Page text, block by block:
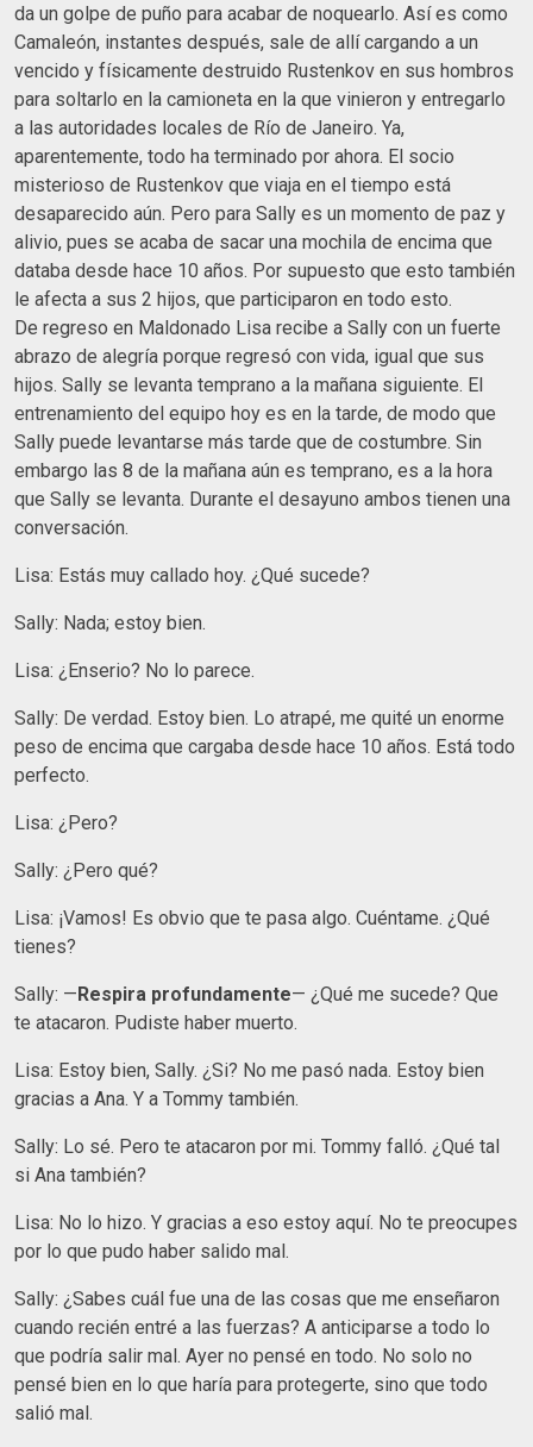
da un golpe de puño para acabar de noquearlo. Así es como
Camaleón, instantes después, sale de allí cargando a un
vencido y físicamente destruido Rustenkov en sus hombros
para soltarlo en la camioneta en la que vinieron y entregarlo
a las autoridades locales de Río de Janeiro. Ya,
aparentemente, todo ha terminado por ahora. El socio
misterioso de Rustenkov que viaja en el tiempo está
desaparecido aún. Pero para Sally es un momento de paz y
alivio, pues se acaba de sacar una mochila de encima que
databa desde hace 10 años. Por supuesto que esto también
le afecta a sus 2 hijos, que participaron en todo esto.
De regreso en Maldonado Lisa recibe a Sally con un fuerte
abrazo de alegría porque regresó con vida, igual que sus
hijos. Sally se levanta temprano a la mañana siguiente. El
entrenamiento del equipo hoy es en la tarde, de modo que
Sally puede levantarse más tarde que de costumbre. Sin
embargo las 8 de la mañana aún es temprano, es a la hora
que Sally se levanta. Durante el desayuno ambos tienen una
conversación.
Lisa: Estás muy callado hoy. ¿Qué sucede?
Sally: Nada; estoy bien.
Lisa: ¿Enserio? No lo parece.
Sally: De verdad. Estoy bien. Lo atrapé, me quité un enorme
peso de encima que cargaba desde hace 10 años. Está todo
perfecto.
Lisa: ¿Pero?
Sally: ¿Pero qué?
Lisa: ¡Vamos! Es obvio que te pasa algo. Cuéntame. ¿Qué
tienes?
Sally: —Respira profundamente— ¿Qué me sucede? Que
te atacaron. Pudiste haber muerto.
Lisa: Estoy bien, Sally. ¿Si? No me pasó nada. Estoy bien
gracias a Ana. Y a Tommy también.
Sally: Lo sé. Pero te atacaron por mi. Tommy falló. ¿Qué tal
si Ana también?
Lisa: No lo hizo. Y gracias a eso estoy aquí. No te preocupes
por lo que pudo haber salido mal.
Sally: ¿Sabes cuál fue una de las cosas que me enseñaron
cuando recién entré a las fuerzas? A anticiparse a todo lo
que podría salir mal. Ayer no pensé en todo. No solo no
pensé bien en lo que haría para protegerte, sino que todo
salió mal.